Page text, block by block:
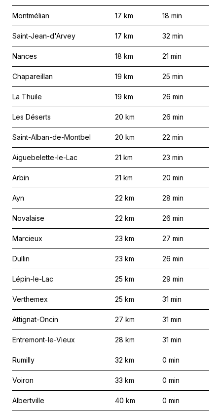
Montmélian 17 km 18 min
Saint-Jean-d'Arvey 17 km 32 min
Nances 18 km 21 min
Chapareillan 19 km 25 min
La Thuile 19 km 26 min
Les Déserts 20 km 26 min
Saint-Alban-de-Montbel 20 km 22 min
Aiguebelette-le-Lac 21 km 23 min
Arbin 21 km 20 min
Ayn 22 km 28 min
Novalaise 22 km 26 min
Marcieux 23 km 27 min
Dullin 23 km 26 min
Lépin-le-Lac 25 km 29 min
Verthemex 25 km 31 min
Attignat-Oncin 27 km 31 min
Entremont-le-Vieux 28 km 31 min
Rumilly 32 km 0 min
Voiron 33 km 0 min
Albertville 40 km 0 min